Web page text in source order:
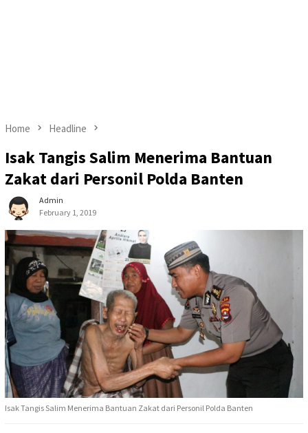
Home Headline
Isak Tangis Salim Menerima Bantuan
Zakat dari Personil Polda Banten
Admin
February 1, 2019
Isak Tangis Salim Menerima Bantuan Zakat dari Personil Polda Banten